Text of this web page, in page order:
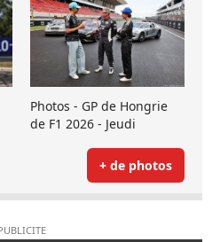
Photos - GP de Hongrie
de F1 2026 - Jeudi
+ de photos